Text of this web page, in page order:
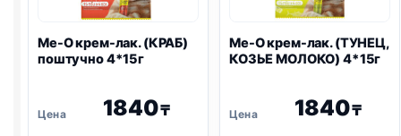
Me-O крем-лак. (КРАБ)
поштучно 4*15г
1840₸
Me-O крем-лак. (ТУНЕЦ,
КОЗЬЕ МОЛОКО) 4*15г
1840₸